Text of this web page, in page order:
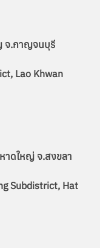
จ.กาญจนบุรี
Lao Khwan
ดใหญ่ จ.สงขลา
Subdistrict, Hat